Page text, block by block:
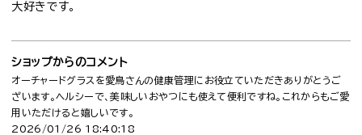
大好きです。
ショップからのコメント
オーチャードグラスを愛鳥さんの健康管理にお役立ていただきありがとうご
ざいます。ヘルシーで、美味しいおやつにも使えて便利ですね。これからもご愛
用いただけると嬉しいです。
2026/01/26 18:40:18